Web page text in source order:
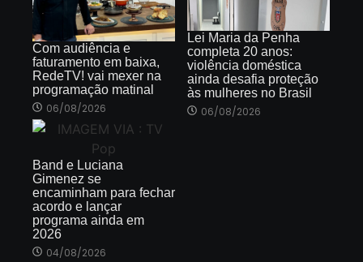
Com audiência e
faturamento em baixa,
RedeTV! vai mexer na
programação matinal
06/08/2026
Lei Maria da Penha
completa 20 anos:
violência doméstica
ainda desafia proteção
às mulheres no Brasil
06/08/2026
Band e Luciana
Gimenez se
encaminham para fechar
acordo e lançar
programa ainda em
2026
04/08/2026